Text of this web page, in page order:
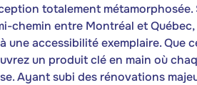
totalement
chemin entre Montréal et
une accessibilité exemplaire.
un produit clé en main où
Ayant subi des rénovations